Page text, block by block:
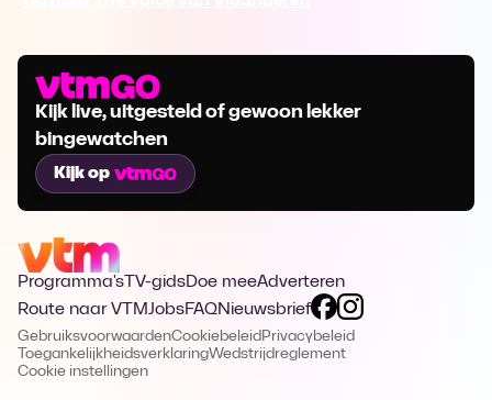
Kijk live, uitgesteld of gewoon lekker
bingewatchen
Kijk op
Programma's TV-gidsDoe meeAdverteren
Route naar VTMJobsFAQNieuwsbrief
GebruiksvoorwaardenCookiebeleid Privacybeleid
ToegankelijkheidsverklaringWedstrijdreglement
Cookie instellingen